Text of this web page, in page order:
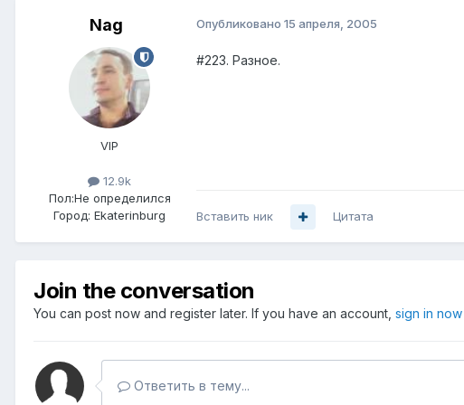
Nag
VIP
12.9k
Пол:Не определился
Город: Ekaterinburg
Опубликовано 15 апреля, 2005
#223. Разное.
Вставить ник Цитата
Join the conversation
You can post now and register later. If you have an account, sign in now
Ответить в тему...